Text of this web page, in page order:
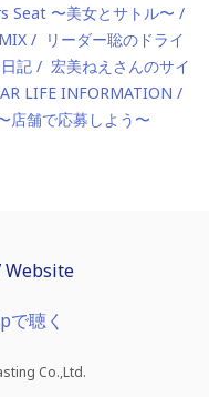
Seat 〜美女とサトル〜
リーダー聡のドライ
記
宏美ねえさんのサイ
LIFE INFORMATION
舗で応募しよう〜
Website
で聴く
Co.,Ltd.